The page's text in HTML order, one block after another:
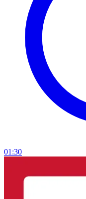
01:30